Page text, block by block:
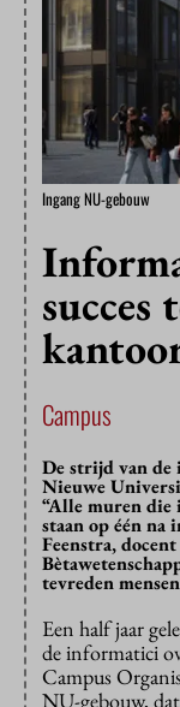
Ingang NU-gebouw
succes
Campus
De strijd van
Nieuwe
“Alle muren die
staan op één na
Feenstra,
tevreden
Een half jaar
de informatici
Campus
NU-gebouw,